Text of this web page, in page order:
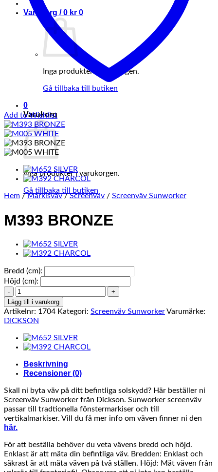
Varukorg /0 kr 0
Inga produkter i varukorgen.
Gå tillbaka till butiken
0
Varukorg
Inga produkter i varukorgen.
Gå tillbaka till butiken
Add to Wishlist
Hem / Markisväv / Screenväv / Screenväv Sunworker
M393 BRONZE
Bredd (cm):
Höjd (cm):
M393
BRONZE
mängd
Lägg till i varukorg
Artikelnr: 1704 Kategori: Screenväv SunworkerVarumärke:
DICKSON
Beskrivning
Recensioner (0)
Skall ni byta väv på ditt befintliga solskydd? Här beställer ni
Screenväv Sunworker från Dickson. Sunworker screenväv
passar till tradtionella fönstermarkiser och till
vertikalmarkiser. Vill du få mer info om väven finner ni den
här.
För att beställa behöver du veta vävens bredd och höjd.
Enklast är att mäta din befintliga väv. Bredden: Enklast och
säkrast är att mäta väven på två ställen. Höjd: Mät väven från